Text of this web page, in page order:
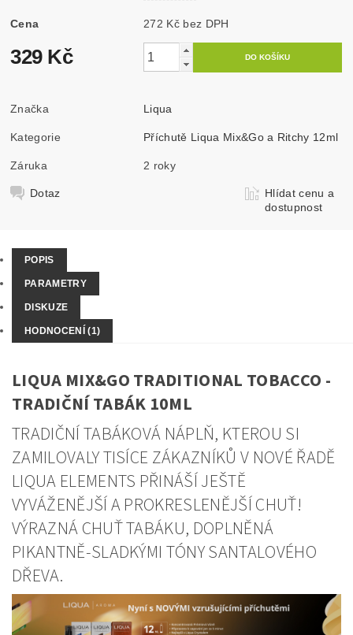
Cena 272 Kč bez DPH
329 Kč
Značka Liqua
Kategorie Příchutě Liqua Mix&Go a Ritchy 12ml
Záruka 2 roky
Dotaz
Hlídat cenu a
dostupnost
POPIS
PARAMETRY
DISKUZE
HODNOCENÍ (1)
LIQUA MIX&GO TRADITIONAL TOBACCO -
TRADIČNÍ TABÁK 10ML
TRADIČNÍ TABÁKOVÁ NÁPLŇ, KTEROU SI
ZAMILOVALY TISÍCE ZÁKAZNÍKŮ V NOVÉ ŘADĚ
LIQUA ELEMENTS PŘINÁŠÍ JEŠTĚ
VYVÁŽENĚJŠÍ A PROKRESLENĚJŠÍ CHUŤ!
VÝRAZNÁ CHUŤ TABÁKU, DOPLNĚNÁ
PIKANTNĚ-SLADKÝMI TÓNY SANTALOVÉHO
DŘEVA.